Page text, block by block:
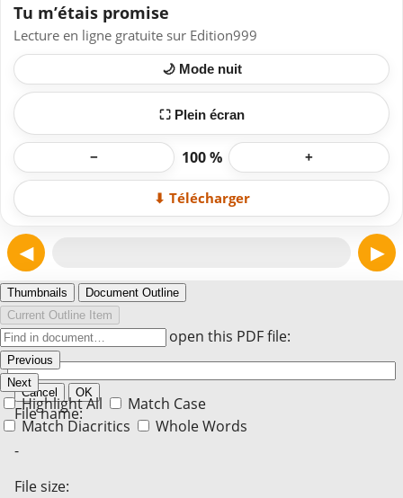
Tu m’étais promise
Lecture en ligne gratuite sur Edition999
🌙 Mode nuit
⛶ Plein écran
− 100 % +
⬇ Télécharger
◀ ▶
Thumbnails
Document Outline
Current Outline Item
Previous
Next
Highlight All
Match Case
Match Diacritics
Whole Words
Enter the password to open this PDF file:
Cancel OK
File name:
-
File size: